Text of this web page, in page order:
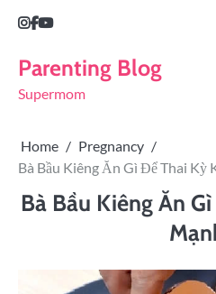
Parenting Blog
Supermom
Home
Pregnancy
Bà Bầu Kiêng Ăn Gì Để Thai Kỳ
Bà Bầu Kiêng Ăn